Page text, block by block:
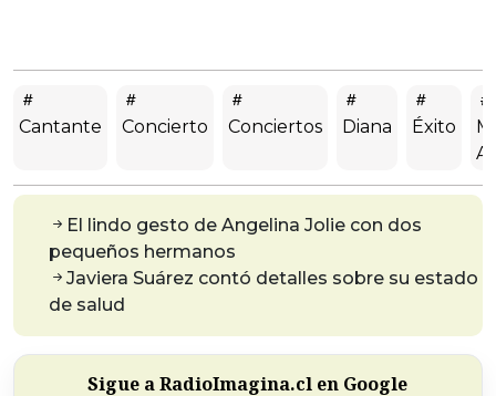
Cantante Concierto Conciertos Diana Éxito
El lindo gesto de Angelina Jolie con dos
pequeños hermanos
Javiera Suárez contó detalles sobre su estado
de salud
Sigue a RadioImagina.cl en Google